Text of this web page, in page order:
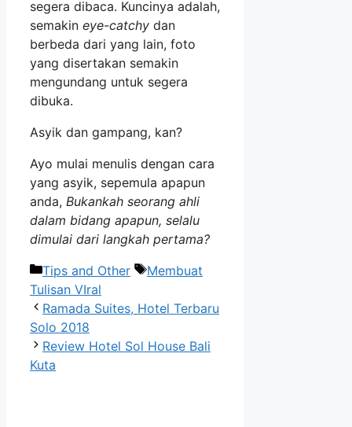
segera dibaca. Kuncinya adalah,
semakin eye-catchy dan
berbeda dari yang lain, foto
yang disertakan semakin
mengundang untuk segera
dibuka.
Asyik dan gampang, kan?
Ayo mulai menulis dengan cara
yang asyik, sepemula apapun
anda, Bukankah seorang ahli
dalam bidang apapun, selalu
dimulai dari langkah pertama?
Categories
Tips and Other Tags
Membuat
Tulisan VIral
Ramada Suites, Hotel Terbaru
Solo 2018
Review Hotel Sol House Bali
Kuta